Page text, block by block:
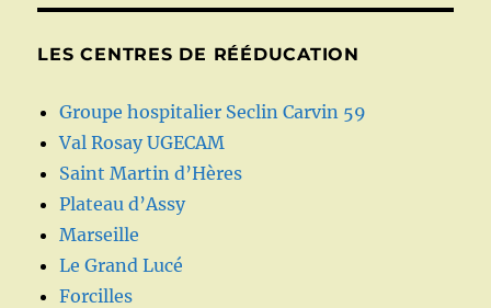
LES CENTRES DE RÉÉDUCATION
Groupe hospitalier Seclin Carvin 59
Val Rosay UGECAM
Saint Martin d’Hères
Plateau d’Assy
Marseille
Le Grand Lucé
Forcilles